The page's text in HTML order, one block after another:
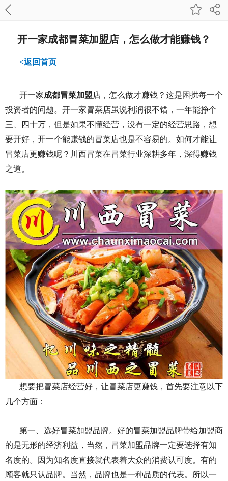
开一家成都冒菜加盟店，怎么做才能赚钱？
<返回首页
开一家成都冒菜加盟店，怎么做才赚钱？这是困扰每一个
投资者的问题。开一家冒菜店虽说利润很不错，一年能挣个
三、四十万，但是如果不懂经营，没有一定的经营思路，想
要开好，开一个能赚钱的冒菜店也是不容易的。如何才能让
冒菜店更赚钱呢？川西冒菜在冒菜行业深耕多年，深得赚钱
之道。
想要把冒菜店经营好，让冒菜店更赚钱，首先要注意以下
几个方面：
第一、选好冒菜加盟品牌。好的冒菜加盟品牌带给加盟商
的是无形的经济利益，当然，冒菜加盟品牌一定要选择有知
名度的。因为知名度直接就代表着大众的消费认可度。有的
顾客就只认品牌。当然，品牌也是一种品质的代表。所以一